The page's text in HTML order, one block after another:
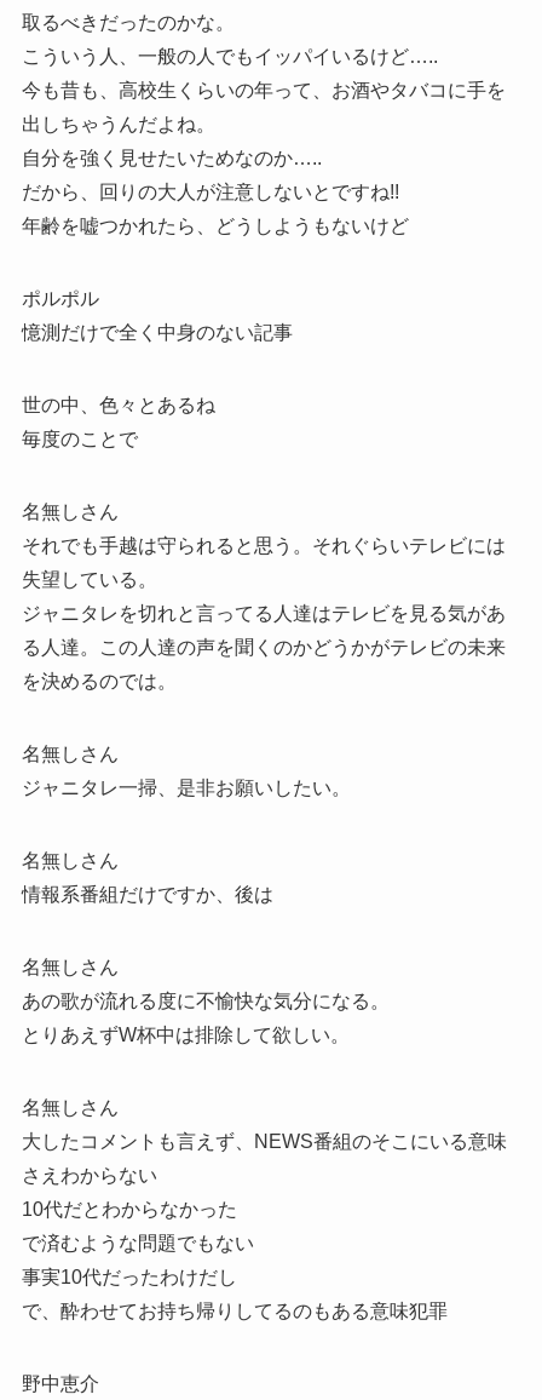
取るべきだったのかな。
こういう人、一般の人でもイッパイいるけど…..
今も昔も、高校生くらいの年って、お酒やタバコに手を
出しちゃうんだよね。
自分を強く見せたいためなのか…..
だから、回りの大人が注意しないとですね!!
年齢を嘘つかれたら、どうしようもないけど
ポルポル
憶測だけで全く中身のない記事
世の中、色々とあるね
毎度のことで
名無しさん
それでも手越は守られると思う。それぐらいテレビには
失望している。
ジャニタレを切れと言ってる人達はテレビを見る気があ
る人達。この人達の声を聞くのかどうかがテレビの未来
を決めるのでは。
名無しさん
ジャニタレ一掃、是非お願いしたい。
名無しさん
情報系番組だけですか、後は
名無しさん
あの歌が流れる度に不愉快な気分になる。
とりあえずW杯中は排除して欲しい。
名無しさん
大したコメントも言えず、NEWS番組のそこにいる意味
さえわからない
10代だとわからなかった
で済むような問題でもない
事実10代だったわけだし
で、酔わせてお持ち帰りしてるのもある意味犯罪
野中恵介